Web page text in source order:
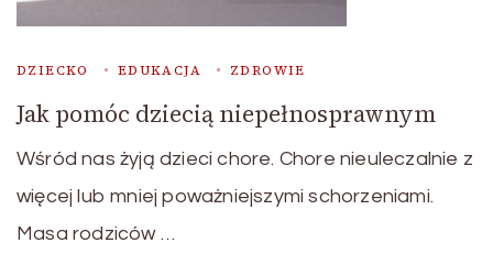
DZIECKO EDUKACJA ZDROWIE
Jak pomóc dziecią niepełnosprawnym
Wśród nas żyją dzieci chore. Chore nieuleczalnie z
więcej lub mniej poważniejszymi schorzeniami.
Masa rodziców …